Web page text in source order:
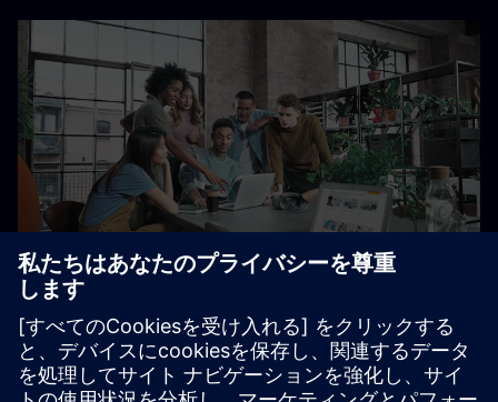
SCE ガイドトレーナーパッ
ケージ (概要詳細)